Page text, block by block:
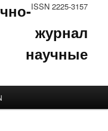
ISSN 2225-3157
журнал
научные